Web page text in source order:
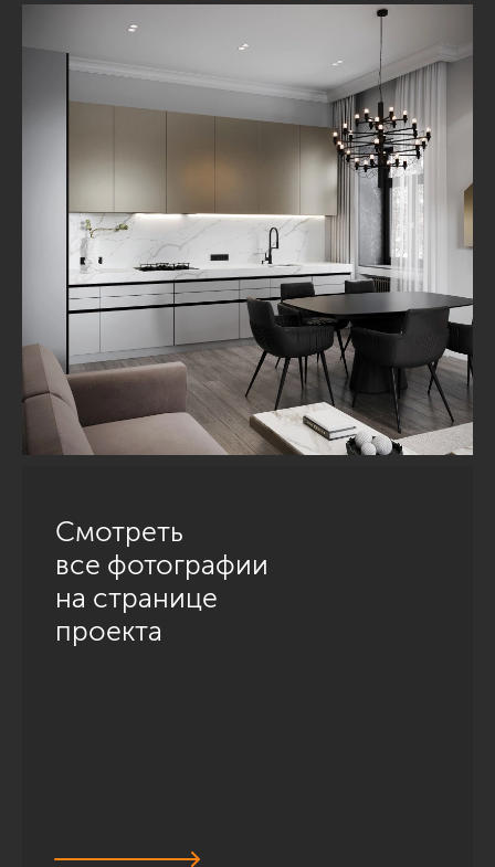
Смотреть
все фотографии
на странице
проекта